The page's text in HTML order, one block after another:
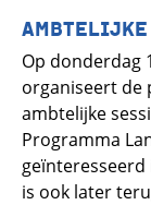
Op donderdag
organiseert de
ambtelijke
Programma
geïnteresseerd
is ook later